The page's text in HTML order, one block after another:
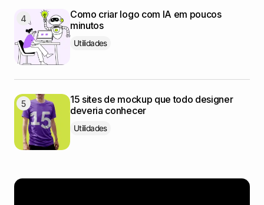
Como criar logo com IA em poucos
minutos
Utilidades
15 sites de mockup que todo designer
deveria conhecer
Utilidades